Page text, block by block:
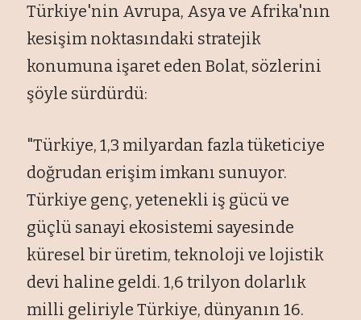
Türkiye'nin Avrupa, Asya ve Afrika'nın
kesişim noktasındaki stratejik
konumuna işaret eden Bolat, sözlerini
şöyle sürdürdü:
"Türkiye, 1,3 milyardan fazla tüketiciye
doğrudan erişim imkanı sunuyor.
Türkiye genç, yetenekli iş gücü ve
güçlü sanayi ekosistemi sayesinde
küresel bir üretim, teknoloji ve lojistik
devi haline geldi. 1,6 trilyon dolarlık
milli geliriyle Türkiye, dünyanın 16.